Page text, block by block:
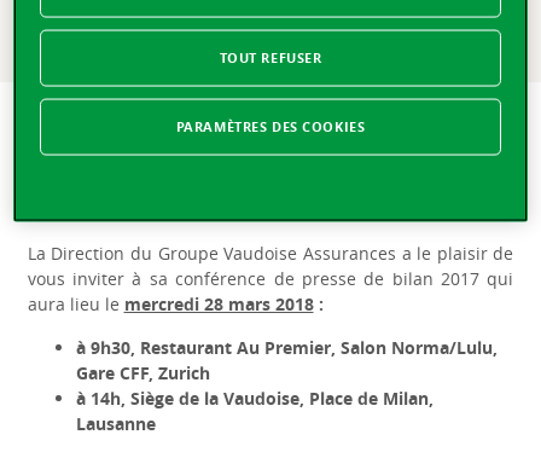
EN BREF
Invitation - Conférence de presse sur les résultats 2017
La Direction du Groupe Vaudoise Assurances a le plaisir de
vous inviter à sa conférence de presse de bilan 2017 qui
aura lieu le mercredi 28 mars 2018 :
à 9h30, Restaurant Au Premier, Salon Norma/Lulu,
Gare CFF, Zurich
à 14h, Siège de la Vaudoise, Place de Milan,
Lausanne
TOUT REFUSER
PARAMÈTRES DES COOKIES